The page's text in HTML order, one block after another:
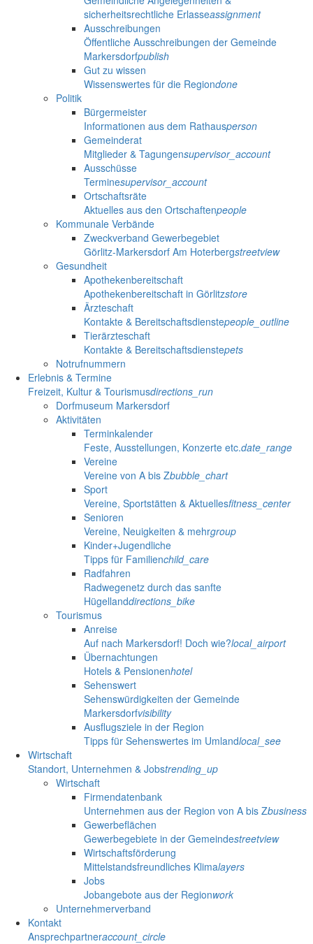
sicherheitsrechtliche Erlasseassignment
Ausschreibungen
Öffentliche Ausschreibungen der Gemeinde
Markersdorfpublish
Gut zu wissen
Wissenswertes für die Regiondone
Politik
Bürgermeister
Informationen aus dem Rathausperson
Gemeinderat
Mitglieder & Tagungensupervisor_account
Ausschüsse
Terminesupervisor_account
Ortschaftsräte
Aktuelles aus den Ortschaftenpeople
Kommunale Verbände
Zweckverband Gewerbegebiet
Görlitz-Markersdorf Am Hoterbergstreetview
Gesundheit
Apothekenbereitschaft
Apothekenbereitschaft in Görlitzstore
Ärzteschaft
Kontakte & Bereitschaftsdienstepeople_outline
Tierärzteschaft
Kontakte & Bereitschaftsdienstepets
Notrufnummern
Erlebnis & Termine
Freizeit, Kultur & Tourismusdirections_run
Dorfmuseum Markersdorf
Aktivitäten
Terminkalender
Feste, Ausstellungen, Konzerte etc.date_range
Vereine
Vereine von A bis Zbubble_chart
Sport
Vereine, Sportstätten & Aktuellesfitness_center
Senioren
Vereine, Neuigkeiten & mehrgroup
Kinder+Jugendliche
Tipps für Familienchild_care
Radfahren
Radwegenetz durch das sanfte
Hügellanddirections_bike
Tourismus
Anreise
Auf nach Markersdorf! Doch wie?local_airport
Übernachtungen
Hotels & Pensionenhotel
Sehenswert
Sehenswürdigkeiten der Gemeinde
Markersdorfvisibility
Ausflugsziele in der Region
Tipps für Sehenswertes im Umlandlocal_see
Wirtschaft
Standort, Unternehmen & Jobstrending_up
Wirtschaft
Firmendatenbank
Unternehmen aus der Region von A bis Zbusiness
Gewerbeflächen
Gewerbegebiete in der Gemeindestreetview
Wirtschaftsförderung
Mittelstandsfreundliches Klimalayers
Jobs
Jobangebote aus der Regionwork
Unternehmerverband
Kontakt
Ansprechpartneraccount_circle